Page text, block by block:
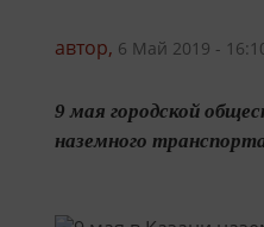
автор, 6 Май 2019 -
9 мая городской
наземного